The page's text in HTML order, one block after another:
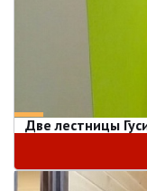
Две лестницы